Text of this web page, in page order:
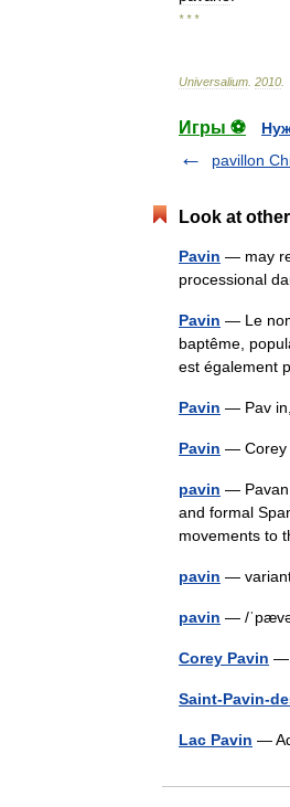
* * *
Universalium 2010
Игры ⚽
pavillon
Look at
Pavin — may
processional
Pavin — Le
baptême,
est également
Pavin — Pav
Pavin — Corey
pavin — Pavan
and formal
movements to
pavin —
pavin — /
Corey Pavin —
Saint-Pavin-
Lac Pavin —